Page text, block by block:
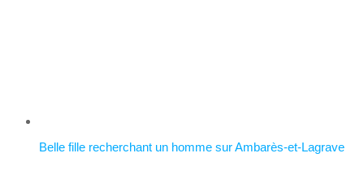
Belle fille recherchant un homme sur Ambarès-et-Lagrave